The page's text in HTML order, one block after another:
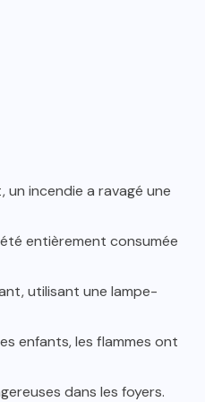
un incendie a ravagé une
entièrement consumée
utilisant une lampe-
enfants, les flammes ont
dans les foyers.